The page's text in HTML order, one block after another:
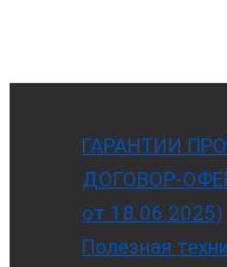
ГАРАНТИИ
ДОГОВОР-
от 18.06.2025)
Полезная